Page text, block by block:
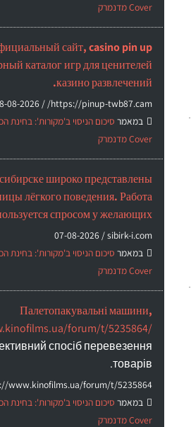
Cover מדנמרק
сайт, casino pin up
каталог игр для ценителей
казино развлечений.
https://pinup-twb87.cam/ /
08-2026
במאמר
Cover מדנמרק
широко представлены
лёгкого поведения. Работа
спросом у желающих.
sibirk-i.com /
07-08-2026
במאמר
Cover מדנמרק
Палетопакувальні машини,
forum/t/5235864/
спосіб перевезення
товарів.
www.kinofilms.ua/forum/t/5235864/ /
במאמר
Cover מדנמרק